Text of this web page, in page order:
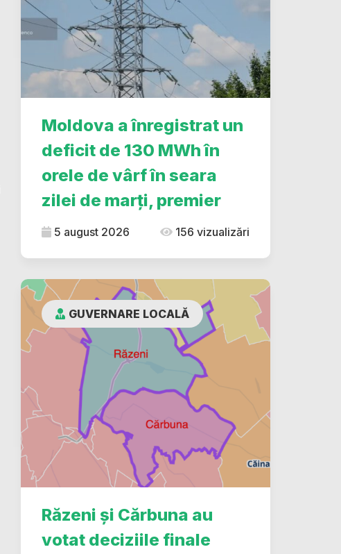
Moldova a înregistrat un
deficit de 130 MWh în
orele de vârf în seara
zilei de marți, premier
5 august 2026 156 vizualizări
GUVERNARE LOCALĂ
Răzeni și Cărbuna au
votat deciziile finale